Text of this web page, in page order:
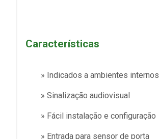
Características
» Indicados a ambientes internos
» Sinalização audiovisual
» Fácil instalação e configuração
» Entrada para sensor de porta